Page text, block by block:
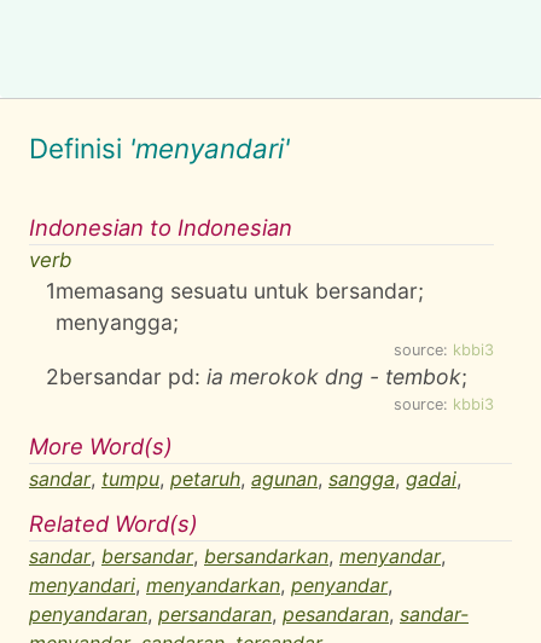
Definisi 'menyandari'
Indonesian to Indonesian
verb
1memasang sesuatu untuk bersandar;
menyangga;
source: kbbi3
2bersandar pd:ia merokok dng - tembok;
source: kbbi3
More Word(s)
sandar, tumpu, petaruh, agunan, sangga, gadai,
Related Word(s)
sandar, bersandar, bersandarkan, menyandar,
menyandari, menyandarkan, penyandar,
penyandaran, persandaran, pesandaran, sandar-